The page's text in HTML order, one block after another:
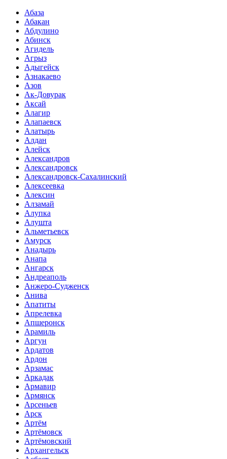
Абаза
Абакан
Абдулино
Абинск
Агидель
Агрыз
Адыгейск
Азнакаево
Азов
Ак-Довурак
Аксай
Алагир
Алапаевск
Алатырь
Алдан
Алейск
Александров
Александровск
Александровск-Сахалинский
Алексеевка
Алексин
Алзамай
Алупка
Алушта
Альметьевск
Амурск
Анадырь
Анапа
Ангарск
Андреаполь
Анжеро-Судженск
Анива
Апатиты
Апрелевка
Апшеронск
Арамиль
Аргун
Ардатов
Ардон
Арзамас
Аркадак
Армавир
Армянск
Арсеньев
Арск
Артём
Артёмовск
Артёмовский
Архангельск